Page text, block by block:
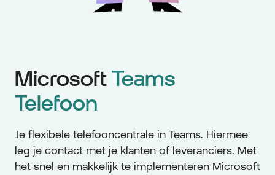
MicrosoftTeams
Telefoon
Je flexibele telefooncentrale in Teams. Hiermee
leg je contact met je klanten of leveranciers. Met
het snel en makkelijk te implementeren Microsoft